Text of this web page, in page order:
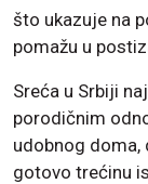
što ukazuje na
pomažu u
Sreća u Srbiji
porodičnim
udobnog doma,
gotovo trećinu